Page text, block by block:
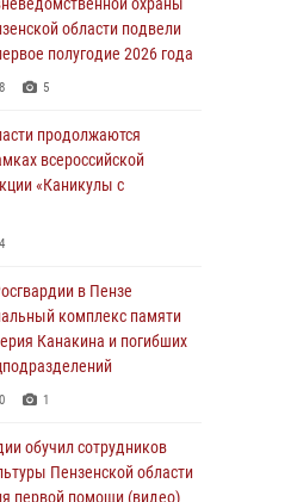
1
Яковлева
ОМОН «Страж»
сборов «Гвардеец»
6
Росгвардии оказали
пенсионеру
поддержке Росгвардии
ОПГ,
области подвели
полугодие 2026 года
5
продолжаются
всероссийской
«Каникулы с
в Пензе
комплекс памяти
Канакина и погибших
1
обучил сотрудников
Пензенской области
первой помощи (видео)